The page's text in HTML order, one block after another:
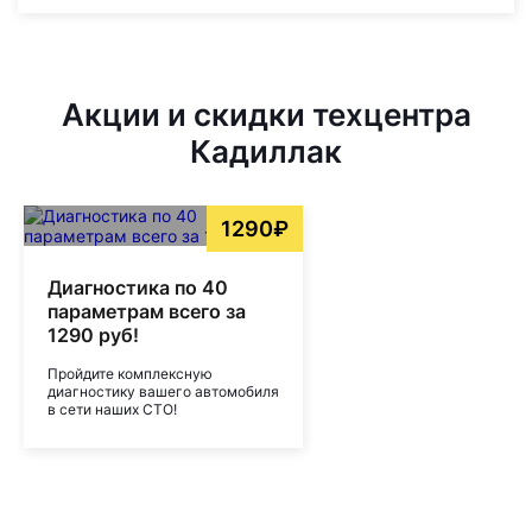
Акции и скидки техцентра
Кадиллак
1290₽
Диагностика по 40
параметрам всего за
1290 руб!
Пройдите комплексную
диагностику вашего автомобиля
в сети наших СТО!